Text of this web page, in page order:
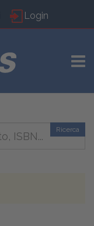
Login
Ricerca